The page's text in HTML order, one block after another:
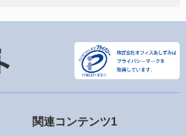
関連コンテンツ1